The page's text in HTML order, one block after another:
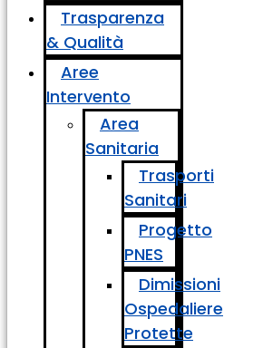
Trasparenza
& Qualità
Aree
Intervento
Area
Sanitaria
Trasporti
Sanitari
Progetto
PNES
Dimissioni
Ospedaliere
Protette